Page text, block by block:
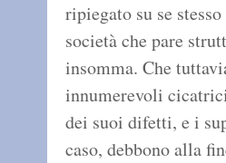
ripiegato su se
società che pare
insomma. Che
innumerevoli
dei suoi difetti, e i
caso, debbono alla